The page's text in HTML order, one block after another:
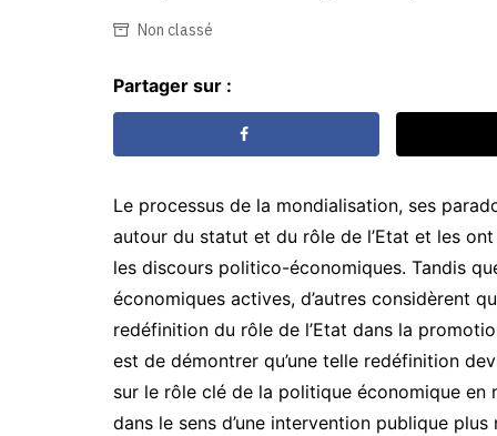
Non classé
Partager sur :
Le processus de la mondialisation, ses
autour du statut et du rôle de l’Etat et les
les discours politico-économiques. Tandis
économiques actives, d’autres considèrent
redéfinition du rôle de l’Etat dans la
est de démontrer qu’une telle redéfinition
sur le rôle clé de la politique économique en
dans le sens d’une intervention publique